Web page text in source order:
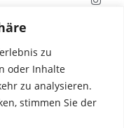
zu
oder Inhalte
zu analysieren.
stimmen Sie der